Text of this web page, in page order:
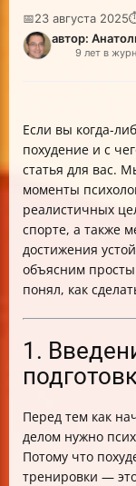
📅23 августа 2025
автор:
9 лет в
Если вы когда-
похудение и с
статья для вас.
моменты
реалистичных
спорте, а также
достижения
объясним
понял, как
1.
Перед тем как
делом нужно
Потому что
тренировки —